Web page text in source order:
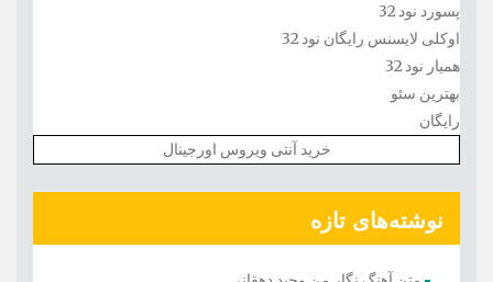
پسورد نود 32
اوکلی لایسنس رایگان نود 32
همیار نود 32
بهترین سئو
رایگان
خرید آنتی ویروس اورجینال
نوشته‌های تازه